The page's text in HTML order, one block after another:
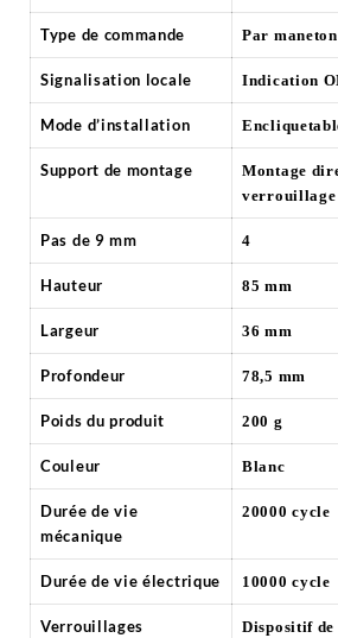
Type de commande Par maneton
Signalisation locale Indication
Mode d’installation
Support de montage
Montage
verrouillage
Pas de 9 mm 4
Hauteur 85 mm
Largeur 36 mm
Profondeur 78,5 mm
Poids du produit 200 g
Couleur Blanc
Durée de vie
mécanique
20000 cycle
Durée de vie électrique 10000 cycle
Verrouillages Dispositif de